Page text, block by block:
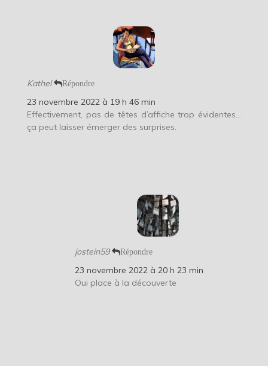
Kathel Répondre
23 novembre 2022 à 19 h 46 min
Effectivement, pas de têtes d’affiche trop évidentes…
ça peut laisser émerger des surprises.
jostein59 Répondre
23 novembre 2022 à 20 h 23 min
Oui place à la découverte